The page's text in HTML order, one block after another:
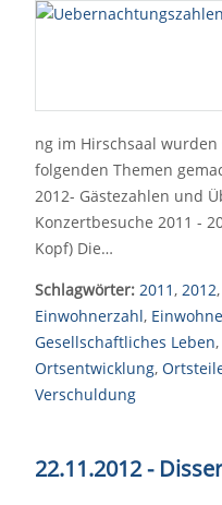
ng im Hirschsaal
folgenden Themen
2012- Gästezahlen und
Konzertbesuche 2011 -
Kopf) Die…
Schlagwörter: 2011, 2012,
Einwohnerzahl,
Gesellschaftliches Leben,
Ortsentwicklung,
Verschuldung
22.11.2012 -